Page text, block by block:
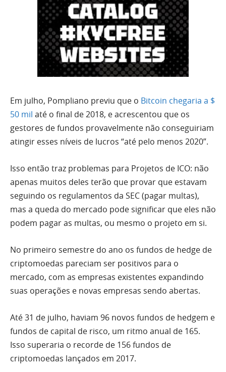
Em julho, Pompliano previu que o Bitcoin chegaria a $
50 mil até o final de 2018, e acrescentou que os
gestores de fundos provavelmente não conseguiriam
atingir esses níveis de lucros “até pelo menos 2020”.
Isso então traz problemas para Projetos de ICO: não
apenas muitos deles terão que provar que estavam
seguindo os regulamentos da SEC (pagar multas),
mas a queda do mercado pode significar que eles não
podem pagar as multas, ou mesmo o projeto em si.
No primeiro semestre do ano os fundos de hedge de
criptomoedas pareciam ser positivos para o
mercado, com as empresas existentes expandindo
suas operações e novas empresas sendo abertas.
Até 31 de julho, haviam 96 novos fundos de hedgem e
fundos de capital de risco, um ritmo anual de 165.
Isso superaria o recorde de 156 fundos de
criptomoedas lançados em 2017.